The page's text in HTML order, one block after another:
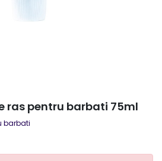
ras pentru barbati 75ml
barbati